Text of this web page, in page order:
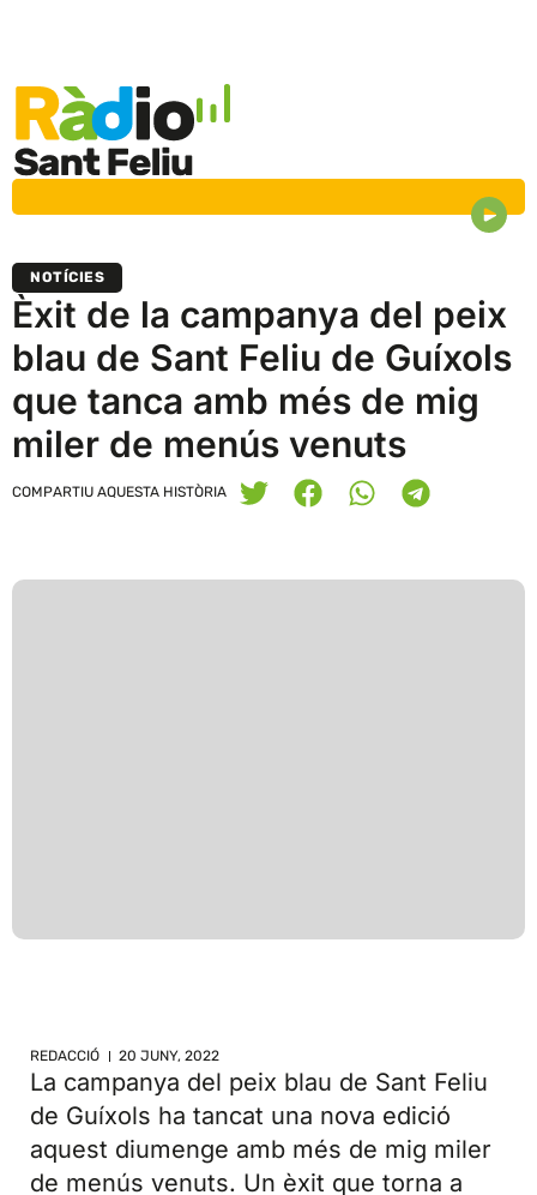
NOTÍCIES
Èxit de la campanya del peix
blau de Sant Feliu de Guíxols
que tanca amb més de mig
miler de menús venuts
COMPARTIU AQUESTA HISTÒRIA
REDACCIÓ 20 JUNY, 2022
La campanya del peix blau de Sant Feliu
de Guíxols ha tancat una nova edició
aquest diumenge amb més de mig miler
de menús venuts. Un èxit que torna a